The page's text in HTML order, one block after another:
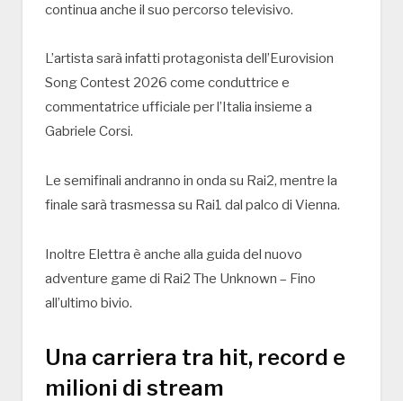
continua anche il suo percorso televisivo.
L’artista sarà infatti protagonista dell’ Eurovision
Song Contest 2026 come conduttrice e
commentatrice ufficiale per l’Italia insieme a
Gabriele Corsi.
Le semifinali andranno in onda su Rai2, mentre la
finale sarà trasmessa su Rai1 dal palco di Vienna.
Inoltre Elettra è anche alla guida del nuovo
adventure game di Rai2 The Unknown – Fino
all’ultimo bivio.
Una carriera tra hit, record e
milioni di stream